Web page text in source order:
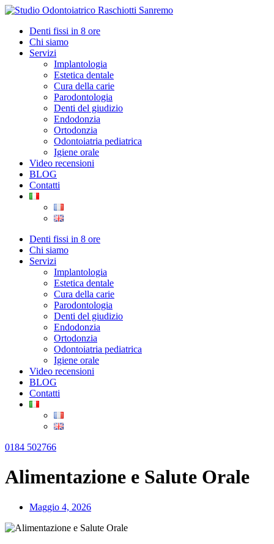
Denti fissi in 8 ore
Chi siamo
Servizi
Implantologia
Estetica dentale
Cura della carie
Parodontologia
Denti del giudizio
Endodonzia
Ortodonzia
Odontoiatria pediatrica
Igiene orale
Video recensioni
BLOG
Contatti
Denti fissi in 8 ore
Chi siamo
Servizi
Implantologia
Estetica dentale
Cura della carie
Parodontologia
Denti del giudizio
Endodonzia
Ortodonzia
Odontoiatria pediatrica
Igiene orale
Video recensioni
BLOG
Contatti
0184 502766
Alimentazione e Salute Orale
Maggio 4, 2026